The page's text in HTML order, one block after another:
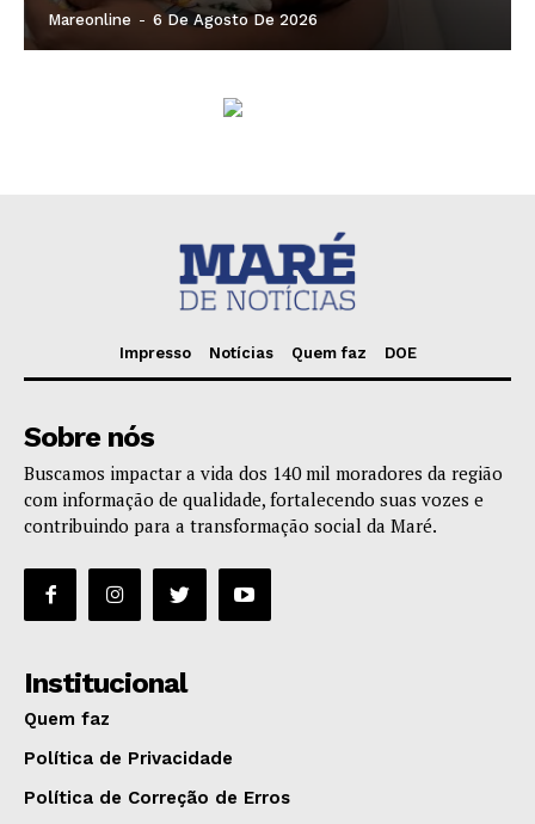
Mareonline - 6 De Agosto De 2026
Impresso Notícias Quem faz DOE
Sobre nós
Buscamos impactar a vida dos 140 mil moradores da região
com informação de qualidade, fortalecendo suas vozes e
contribuindo para a transformação social da Maré.
Institucional
Quem faz
Política de Privacidade
Política de Correção de Erros